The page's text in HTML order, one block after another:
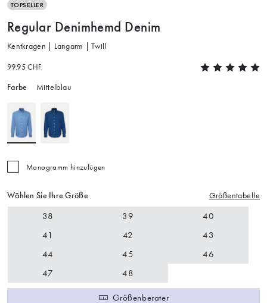
TOPSELLER
Regular Denimhemd Denim
Kentkragen | Langarm | Twill
99.95 CHF
Farbe Mittelblau
Monogramm hinzufügen
Wählen Sie Ihre Größe Größentabelle
38 39
40
41
42
43
44
45
46
47
48
Größenberater